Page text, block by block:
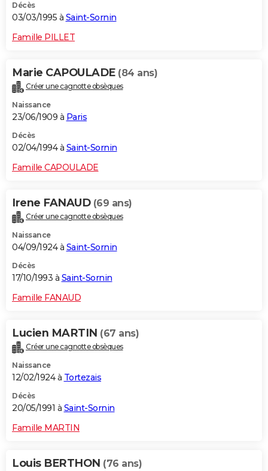
Décès
03/03/1995 à Saint-Sornin
Famille PILLET
Marie CAPOULADE (84 ans)
Créer une cagnotte obsèques
Naissance
23/06/1909 à Paris
Décès
02/04/1994 à Saint-Sornin
Famille CAPOULADE
Irene FANAUD (69 ans)
Créer une cagnotte obsèques
Naissance
04/09/1924 à Saint-Sornin
Décès
17/10/1993 à Saint-Sornin
Famille FANAUD
Lucien MARTIN (67 ans)
Créer une cagnotte obsèques
Naissance
12/02/1924 à Tortezais
Décès
20/05/1991 à Saint-Sornin
Famille MARTIN
Louis BERTHON (76 ans)